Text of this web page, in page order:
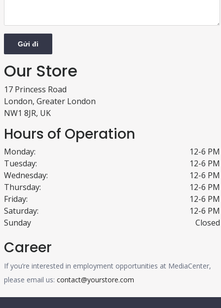
Our Store
17 Princess Road
London, Greater London
NW1 8JR, UK
Hours of Operation
Monday:
12-6 PM
Tuesday:
12-6 PM
Wednesday:
12-6 PM
Thursday:
12-6 PM
Friday:
12-6 PM
Saturday:
12-6 PM
Sunday
Closed
Career
If you’re interested in employment opportunities at MediaCenter,
please email us: contact@yourstore.com